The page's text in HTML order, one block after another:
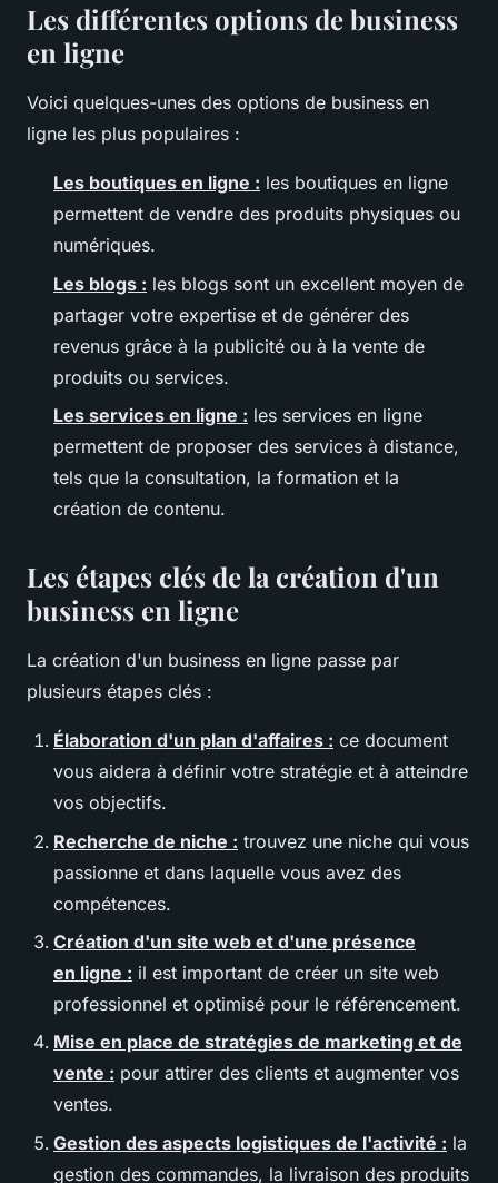
Les différentes options de business
en ligne
Voici quelques-unes des options de business en
ligne les plus populaires :
Les boutiques en ligne : les boutiques en ligne
permettent de vendre des produits physiques ou
numériques.
Les blogs : les blogs sont un excellent moyen de
partager votre expertise et de générer des
revenus grâce à la publicité ou à la vente de
produits ou services.
Les services en ligne : les services en ligne
permettent de proposer des services à distance,
tels que la consultation, la formation et la
création de contenu.
Les étapes clés de la création d'un
business en ligne
La création d'un business en ligne passe par
plusieurs étapes clés :
Élaboration d'un plan d'affaires : ce document
vous aidera à définir votre stratégie et à atteindre
vos objectifs.
Recherche de niche : trouvez une niche qui vous
passionne et dans laquelle vous avez des
compétences.
Création d'un site web et d'une présence
en ligne : il est important de créer un site web
professionnel et optimisé pour le référencement.
Mise en place de stratégies de marketing et de
vente : pour attirer des clients et augmenter vos
ventes.
Gestion des aspects logistiques de l'activité : la
gestion des commandes, la livraison des produits